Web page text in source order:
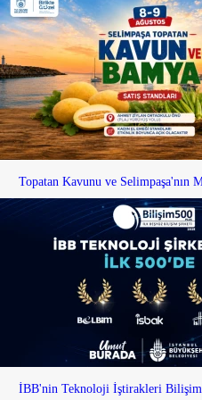
Topatan Kavunu ve Selimpaşa'nın
İBB'nin Teknoloji İştirakleri Bilişim